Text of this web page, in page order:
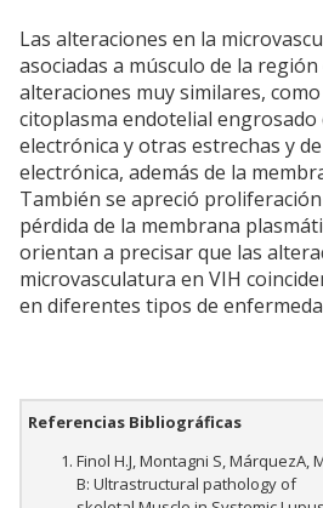
Las alteraciones en la
asociadas a músculo de la
alteraciones muy similares,
citoplasma endotelial engrosado
electrónica y otras estrechas y
electrónica, además de la
También se apreció
pérdida de la membrana
orientan a precisar que las
microvasculatura en VIH
en diferentes tipos de
Referencias Bibliográficas
Finol H.J, Montagni S, MárquezA,
B: Ultrastructural pathology of